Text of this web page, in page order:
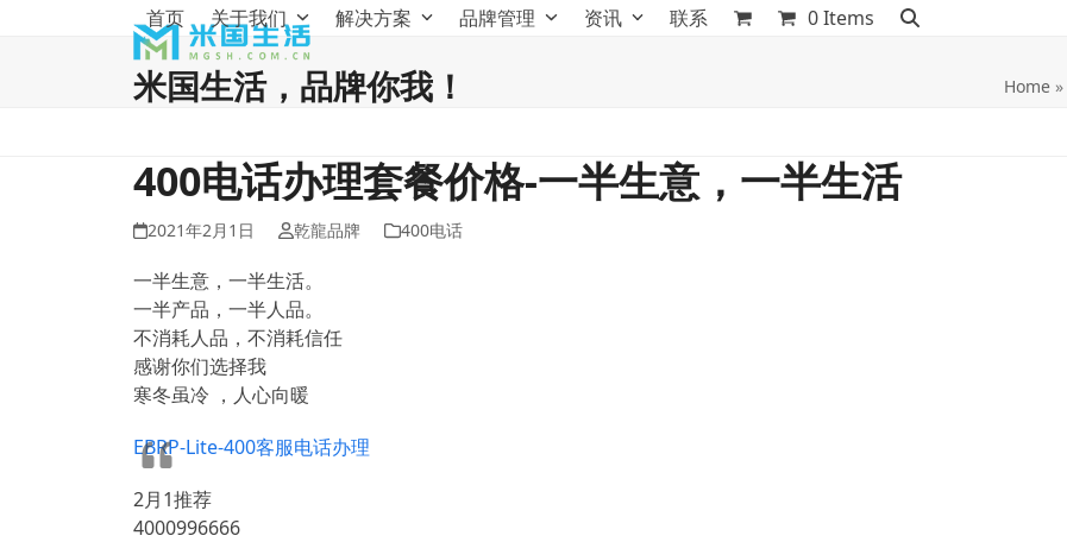
首页 关于我们 解决方案 品牌管理 资讯 联系 0 Items
米国生活，品牌你我！ Home »
400电话办理套餐价格-一半生意，一半生活
2021年2月1日 乾龍品牌 400电话
一半生意，一半生活。
一半产品，一半人品。
不消耗人品，不消耗信任
感谢你们选择我
寒冬虽冷 ，人心向暖
EBRP-Lite-400客服电话办理
2月1推荐
4000996666